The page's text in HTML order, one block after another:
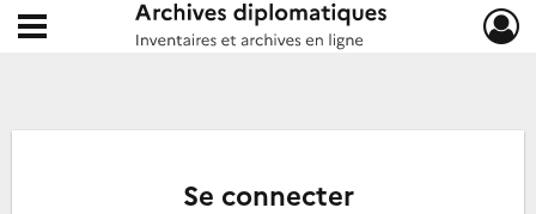
Archives diplomatiques
Ouvrir le menu déroulant
Se connecter